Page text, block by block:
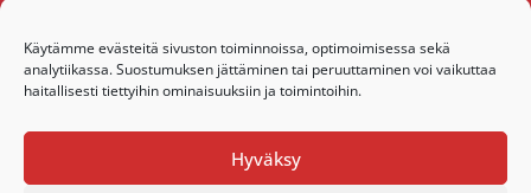
Käytämme evästeitä sivuston toiminnoissa, optimoimisessa sekä
analytiikassa. Suostumuksen jättäminen tai peruuttaminen voi vaikuttaa
haitallisesti tiettyihin ominaisuuksiin ja toimintoihin.
Hyväksy
maanantaista perjantaihin klo 9-15